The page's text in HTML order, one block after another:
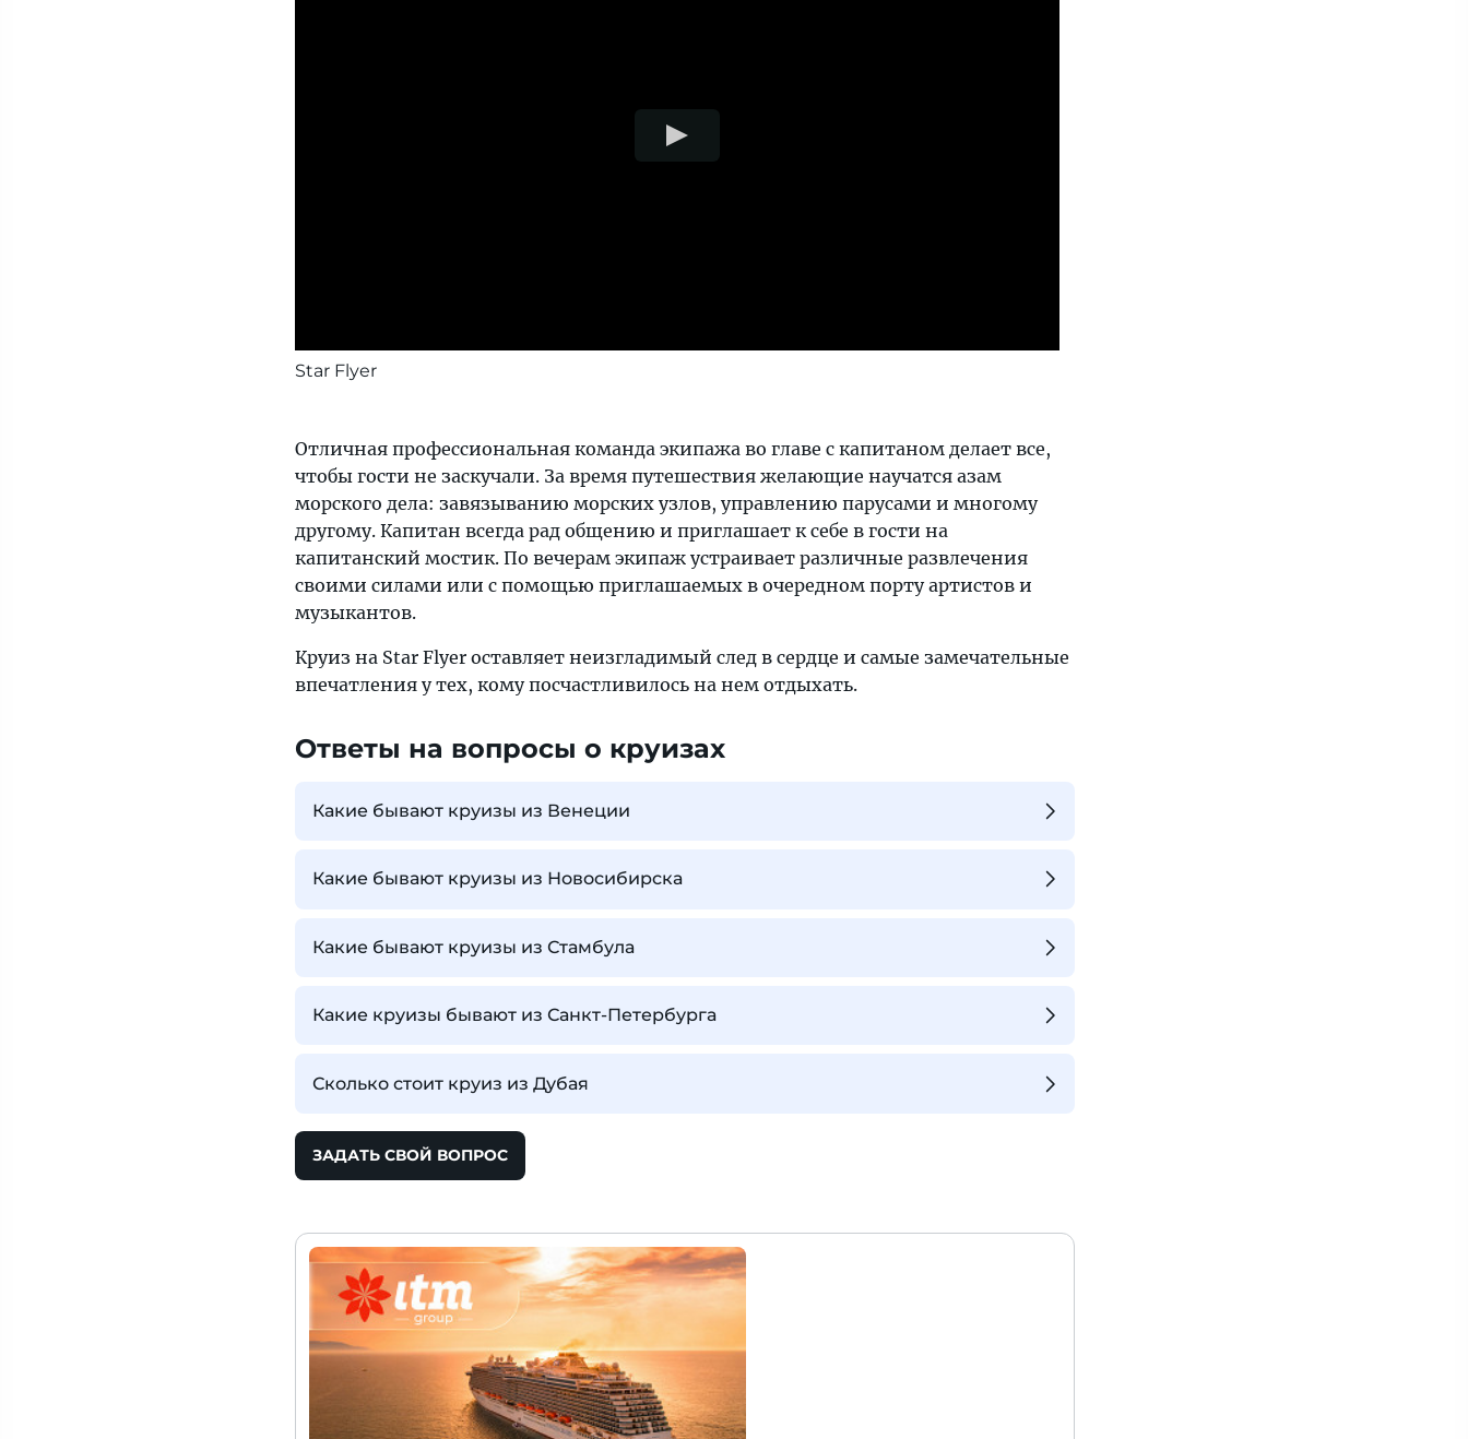
Star Flyer
Отличная профессиональная команда экипажа во главе с капитаном делает все,
чтобы гости не заскучали. За время путешествия желающие научатся азам
морского дела: завязыванию морских узлов, управлению парусами и многому
другому. Капитан всегда рад общению и приглашает к себе в гости на
капитанский мостик. По вечерам экипаж устраивает различные развлечения
своими силами или с помощью приглашаемых в очередном порту артистов и
музыкантов.
Круиз на Star Flyer оставляет неизгладимый след в сердце и самые замечательные
впечатления у тех, кому посчастливилось на нем отдыхать.
Ответы на вопросы о круизах
Какие бывают круизы из Венеции
Какие бывают круизы из Новосибирска
Какие бывают круизы из Стамбула
Какие круизы бывают из Санкт-Петербурга
Сколько стоит круиз из Дубая
ЗАДАТЬ СВОЙ ВОПРОС